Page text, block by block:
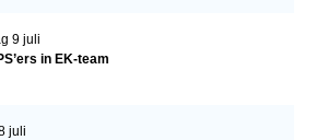
9 juli
in EK-team
juli